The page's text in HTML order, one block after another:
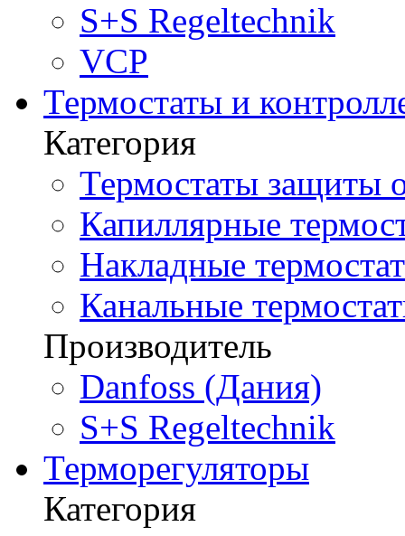
S+S Regeltechnik
VCP
Термостаты и
Категория
Термостаты защиты
Капиллярные
Накладные
Канальные
Производитель
Danfoss (Дания)
S+S Regeltechnik
Терморегуляторы
Категория